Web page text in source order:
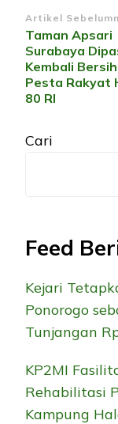
Navigasi
Artikel
Artikel
Taman Apsari
Surabaya
Kembali
Pesta Rakyat
80 RI
Cari
Feed
Kejari
Ponorogo
Tunjangan
KP2MI
Rehabilitasi
Kampung